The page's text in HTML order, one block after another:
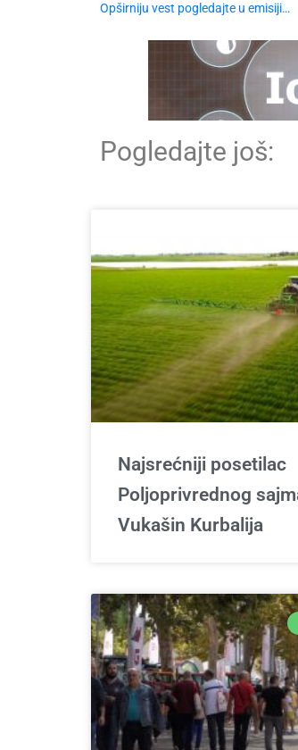
Opširniju vest pogledajte u emisiji…
Pogledajte još:
Najsrećniji posetilac
Poljoprivrednog
Vukašin Kurbalija